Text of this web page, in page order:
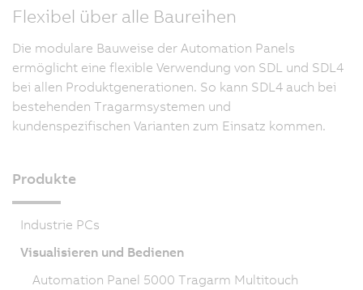
Flexibel über alle Baureihen
Die modulare Bauweise der Automation Panels
ermöglicht eine flexible Verwendung von SDL und SDL4
bei allen Produktgenerationen. So kann SDL4 auch bei
bestehenden Tragarmsystemen und
kundenspezifischen Varianten zum Einsatz kommen.
Produkte
Industrie PCs
Visualisieren und Bedienen
Automation Panel 5000 Tragarm Multitouch